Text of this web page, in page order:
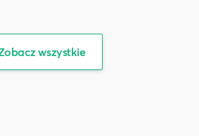
wszystkie